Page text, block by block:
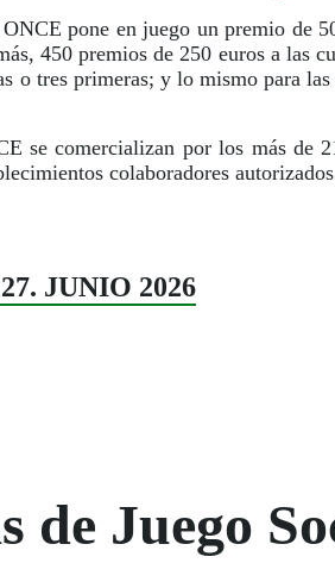
pone en juego un premio de
450 premios de 250 euros a las
o tres primeras; y lo mismo para
se comercializan por los más de
colaboradores
JUNIO 2026
de Juego